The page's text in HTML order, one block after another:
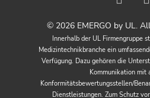
© 2026 EMERGO by UL.
Innerhalb der UL Firmengruppe
Medizintechnikbranche ein
Verfügung. Dazu gehören die
Kommunikation mit
Konformitätsbewertungsstellen/
Dienstleistungen. Zum Schutz